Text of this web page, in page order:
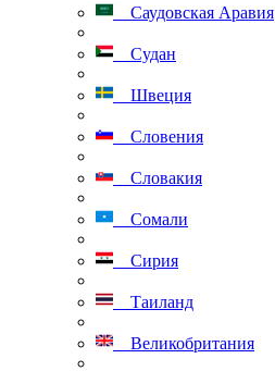
Саудовская Аравия
Судан
Швеция
Словения
Словакия
Сомали
Сирия
Таиланд
Великобритания